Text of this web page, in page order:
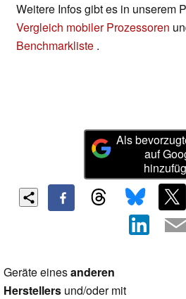
Weitere Infos gibt es in unserem
Vergleich mobiler Prozessoren
Benchmarkliste .
Als
auf
Geräte einesanderen
Herstellers und/oder mit